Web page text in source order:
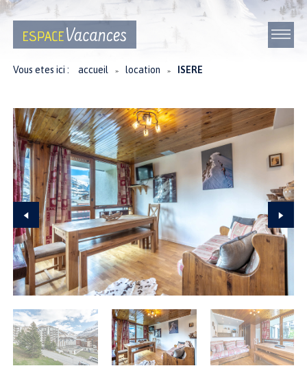
Vous etes ici : accueil ≫ location ≫ ISERE